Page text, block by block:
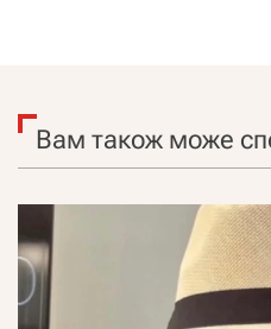
Вам також може